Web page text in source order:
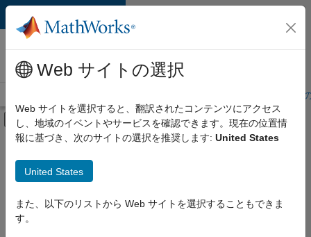
コンテンツへスキップ
MathWorks 採用
情報
学生・キャリア初期
オフキャンバス ナビゲーション メ
メインコンテンツ
絞り込み条件
IT
企業向けセールス
カスタマー サポート
Web サイトの選択
Web サイトを選択すると、翻訳されたコンテンツにアクセス
し、地域のイベントやサービスを確認できます。現在の位置情
報に基づき、次のサイトの選択を推奨します: United States
United States
また、以下のリストから Web サイトを選択することもできま
す。